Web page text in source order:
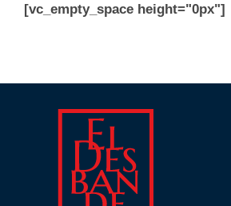
[vc_empty_space height="0px"]